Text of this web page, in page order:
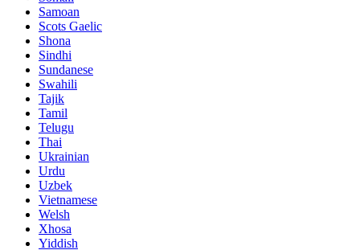
Samoan
Scots Gaelic
Shona
Sindhi
Sundanese
Swahili
Tajik
Tamil
Telugu
Thai
Ukrainian
Urdu
Uzbek
Vietnamese
Welsh
Xhosa
Yiddish